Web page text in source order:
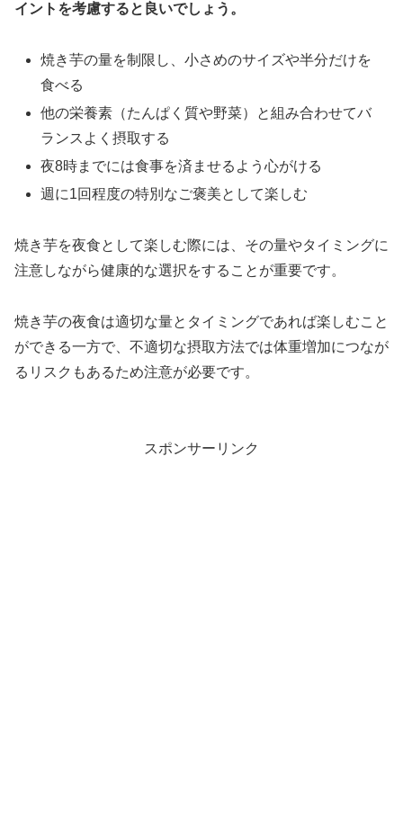
イントを考慮すると良いでしょう。
焼き芋の量を制限し、小さめのサイズや半分だけを
食べる
他の栄養素（たんぱく質や野菜）と組み合わせてバ
ランスよく摂取する
夜8時までには食事を済ませるよう心がける
週に1回程度の特別なご褒美として楽しむ
焼き芋を夜食として楽しむ際には、その量やタイミングに
注意しながら健康的な選択をすることが重要です。
焼き芋の夜食は適切な量とタイミングであれば楽しむこと
ができる一方で、不適切な摂取方法では体重増加につなが
るリスクもあるため注意が必要です。
スポンサーリンク